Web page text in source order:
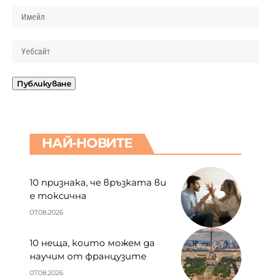
НАЙ-НОВИТЕ
10 признака, че връзката ви
е токсична
07.08.2026
10 неща, които можем да
научим от французите
07.08.2026